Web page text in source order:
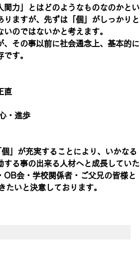
力」とはどのようなものなのかとい
ますが、先ずは「個」がしっかりと
のではないかと考えます。
その事以前に社会通念上、基本的に
す。
直
・進歩
」が充実することにより、いかなる
る事の出来る人材へと成長していた
会・学校関係者・ご父兄の皆様と
いと決意しております。